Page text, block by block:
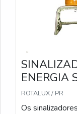
ENERGIA
ROTALUX / PR
Os